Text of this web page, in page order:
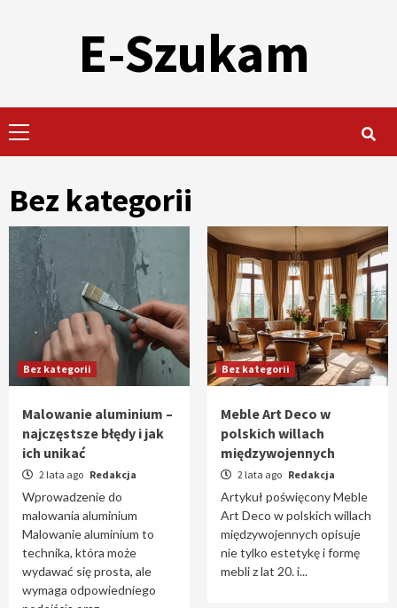
E-Szukam
Menu
Bez kategorii
Bez kategorii
Malowanie aluminium –
najczęstsze błędy i jak
ich unikać
2 lata ago Redakcja
Wprowadzenie do
malowania aluminium
Malowanie aluminium to
technika, która może
wydawać się prosta, ale
wymaga odpowiedniego
Bez kategorii
Meble Art Deco w
polskich willach
międzywojennych
2 lata ago Redakcja
Artykuł poświęcony Meble
Art Deco w polskich willach
międzywojennych opisuje
nie tylko estetykę i formę
mebli z lat 20. i...